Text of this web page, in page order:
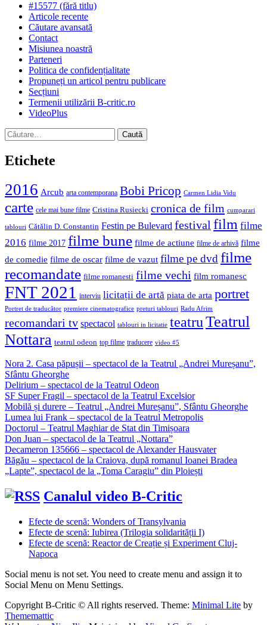
#15577 (fără titlu)
Articole recente
Căutare avansată
Contact
Misiunea noastră
Parteneri
Politica de confidențialitate
Propuneți un articol pentru publicare
Secțiuni
Termenii utilizării B-critic.ro
VideoPlus
Caută
după:
Etichete
2016 Arcub arta contemporana Bobi Pricop Carmen Lidia Vidu
carte cele mai bune filme Cristina Rusiecki cronica de film cumparari
tablouri Cătălin D. Constantin Festin pe Bulevard festival film filme
2016 filme 2017 filme bune filme de actiune filme de arhivă filme
de comedie filme de oscar filme de vazut filme pe dvd filme
recomandate filme romanesti filme vechi film romanesc
FNT 2021 interviu licitații de artă piata de arta portret
Portret de traducător premiere cinematografice preturi tablouri Radu Afrim
recomandari tv spectacol tablouri in licitatie teatruTeatrul
Nottara teatrul odeon top filme traducere video #5
Nora 2. Casa păpușii – spectacol de la Teatrul „Andrei Mureșanu”,
Sfântu Gheorghe
Delirium – spectacol de la Teatrul Odeon
SF Super Fragil – spectacol de la Teatrul Excelsior
Mobilă și durere – Teatrul „Andrei Mureșanu”, Sfântu Gheorghe
Lumea lui Frank – spectacol de la Teatrul Metropolis
Doctorul – Teatrul Maghiar de Stat din Timișoara
Don Juan – spectacol de la Teatrul „Nottara”
Decameron 135666 – spectacol de Alexander Hausvater
Băgău – spectacol de la Craiova, după romanul Ioanei Bradea
„Lapte”, spectacol de la „Toma Caragiu” din Ploiești
Canalul video B-Critic
Efecte de scenă: Wonders of Transylvania
Efecte de scenă: Iubirea (Trilogia solidarității I)
Efecte de scenă: Reactor de Creație și Experiment Cluj-
Napoca
Social menu is not set. You need to create menu and assign it to
Social Menu on Menu Settings.
Copyright B-Critic © All rights reserved. Theme: Minimal Lite by
Thememattic